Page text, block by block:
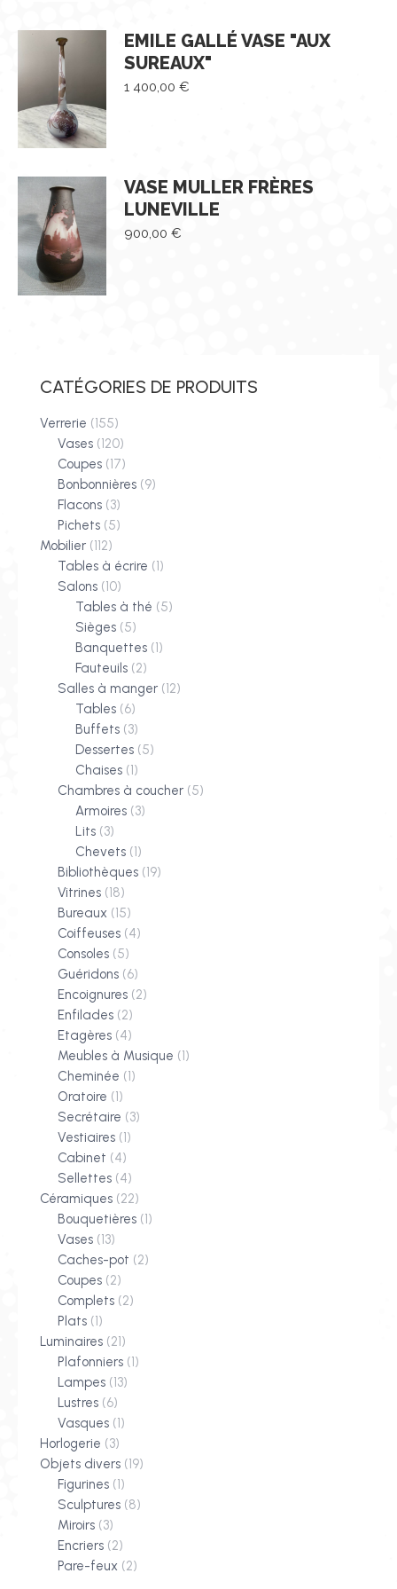
EMILE GALLÉ VASE "AUX
SUREAUX"
1 400,00 €
VASE MULLER FRÈRES
LUNEVILLE
900,00 €
CATÉGORIES DE PRODUITS
Verrerie (155)
Vases (120)
Coupes (17)
Bonbonnières (9)
Flacons (3)
Pichets (5)
Mobilier (112)
Tables à écrire (1)
Salons (10)
Tables à thé (5)
Sièges (5)
Banquettes (1)
Fauteuils (2)
Salles à manger (12)
Tables (6)
Buffets (3)
Dessertes (5)
Chaises (1)
Chambres à coucher (5)
Armoires (3)
Lits (3)
Chevets (1)
Bibliothèques (19)
Vitrines (18)
Bureaux (15)
Coiffeuses (4)
Consoles (5)
Guéridons (6)
Encoignures (2)
Enfilades (2)
Etagères (4)
Meubles à Musique (1)
Cheminée (1)
Oratoire (1)
Secrétaire (3)
Vestiaires (1)
Cabinet (4)
Sellettes (4)
Céramiques (22)
Bouquetières (1)
Vases (13)
Caches-pot (2)
Coupes (2)
Complets (2)
Plats (1)
Luminaires (21)
Plafonniers (1)
Lampes (13)
Lustres (6)
Vasques (1)
Horlogerie (3)
Objets divers (19)
Figurines (1)
Sculptures (8)
Miroirs (3)
Encriers (2)
Pare-feux (2)